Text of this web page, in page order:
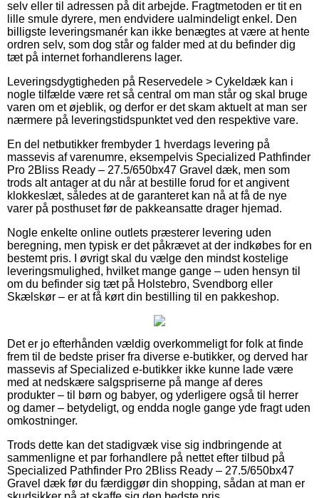
selv eller til adressen på dit arbejde. Fragtmetoden er tit en
lille smule dyrere, men endvidere ualmindeligt enkel. Den
billigste leveringsmanér kan ikke benægtes at være at hente
ordren selv, som dog står og falder med at du befinder dig
tæt på internet forhandlerens lager.
Leveringsdygtigheden på Reservedele > Cykeldæk kan i
nogle tilfælde være ret så central om man står og skal bruge
varen om et øjeblik, og derfor er det skam aktuelt at man ser
nærmere på leveringstidspunktet ved den respektive vare.
En del netbutikker frembyder 1 hverdags levering på
massevis af varenumre, eksempelvis Specialized Pathfinder
Pro 2Bliss Ready – 27.5/650bx47 Gravel dæk, men som
trods alt antager at du når at bestille forud for et angivent
klokkeslæt, således at de garanteret kan nå at få de nye
varer på posthuset før de pakkeansatte drager hjemad.
Nogle enkelte online outlets præsterer levering uden
beregning, men typisk er det påkrævet at der indkøbes for en
bestemt pris. I øvrigt skal du vælge den mindst kostelige
leveringsmulighed, hvilket mange gange – uden hensyn til
om du befinder sig tæt på Holstebro, Svendborg eller
Skælskør – er at få kørt din bestilling til en pakkeshop.
Det er jo efterhånden vældig overkommeligt for folk at finde
frem til de bedste priser fra diverse e-butikker, og derved har
massevis af Specialized e-butikker ikke kunne lade være
med at nedskære salgspriserne på mange af deres
produkter – til børn og babyer, og yderligere også til herrer
og damer – betydeligt, og endda nogle gange yde fragt uden
omkostninger.
Trods dette kan det stadigvæk vise sig indbringende at
sammenligne et par forhandlere på nettet efter tilbud på
Specialized Pathfinder Pro 2Bliss Ready – 27.5/650bx47
Gravel dæk før du færdiggør din shopping, sådan at man er